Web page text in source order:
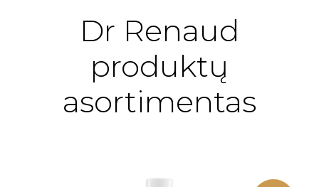
Dr Renaud
produktų
asortimentas